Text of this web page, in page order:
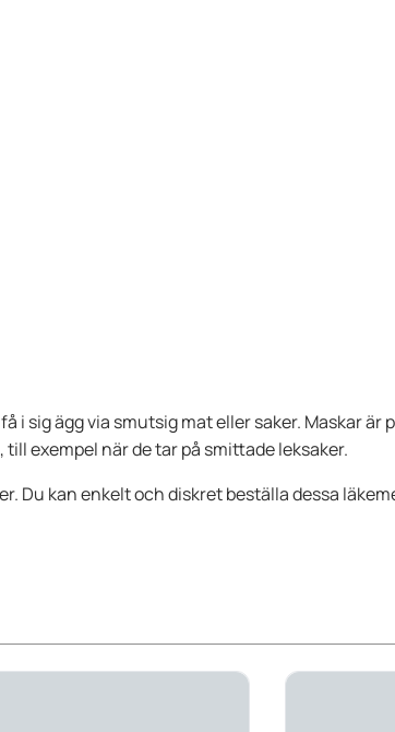
i sig ägg via smutsig mat eller saker. Maskar
exempel när de tar på smittade leksaker.
Du kan enkelt och diskret beställa dessa